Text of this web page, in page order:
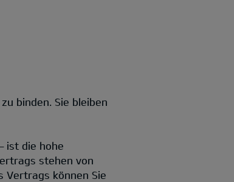
binden. Sie bleiben
ist die hohe
stehen von
Vertrags können Sie